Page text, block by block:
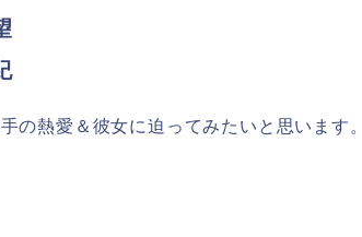
の熱愛＆彼女に迫ってみたいと思います。